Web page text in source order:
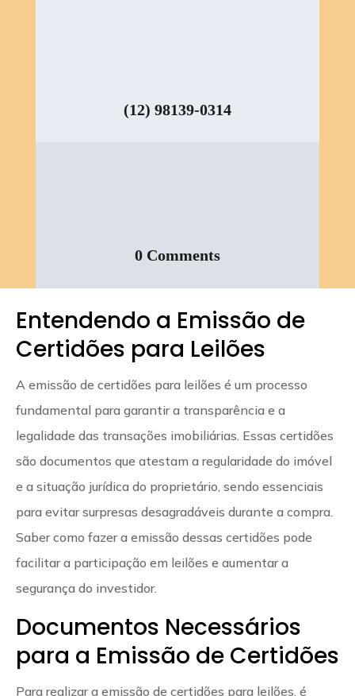
(12) 98139-0314
0 Comments
Entendendo a Emissão de
Certidões para Leilões
A emissão de certidões para leilões é um processo
fundamental para garantir a transparência e a
legalidade das transações imobiliárias. Essas certidões
são documentos que atestam a regularidade do imóvel
e a situação jurídica do proprietário, sendo essenciais
para evitar surpresas desagradáveis durante a compra.
Saber como fazer a emissão dessas certidões pode
facilitar a participação em leilões e aumentar a
segurança do investidor.
Documentos Necessários
para a Emissão de Certidões
Para realizar a emissão de certidões para leilões, é